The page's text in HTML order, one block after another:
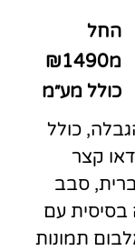
החל
מ₪1490
כולל מע״מ
כולל
קצר
סבב
בסיסית עם
תמונות